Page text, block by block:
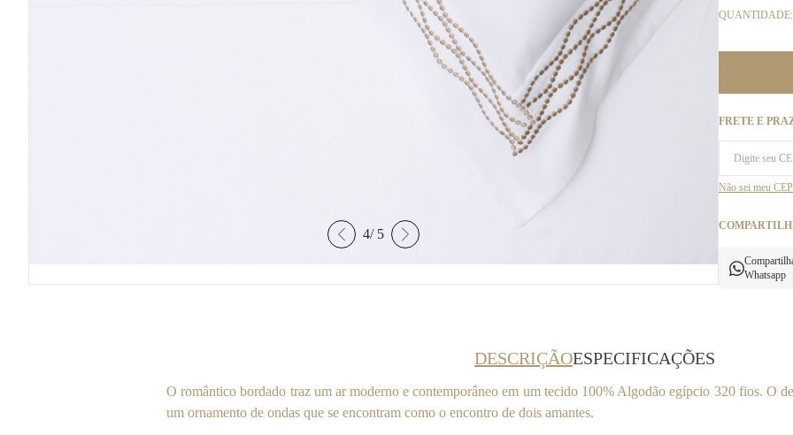
4/ 5
QUANTIDADE:
FRETE E
Não sei meu CEP
Whatsapp
DESCRIÇÃOESPECIFICAÇÕES
O romântico bordado traz um ar moderno e contemporâneo em um tecido 100% Algodão egípcio 320 fios. O
um ornamento de ondas que se encontram como o encontro de dois amantes.